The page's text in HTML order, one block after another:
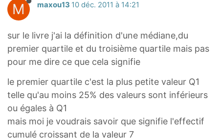
M maxou13 10 déc. 2011 à 14:21
sur le livre j'ai la définition d'une médiane,du
premier quartile et du troisième quartile mais pas
pour me dire ce que cela signifie
le premier quartile c'est la plus petite valeur Q1
telle qu'au moins 25% des valeurs sont inférieurs
ou égales à Q1
mais moi je voudrais savoir que signifie l'effectif
cumulé croissant de la valeur 7